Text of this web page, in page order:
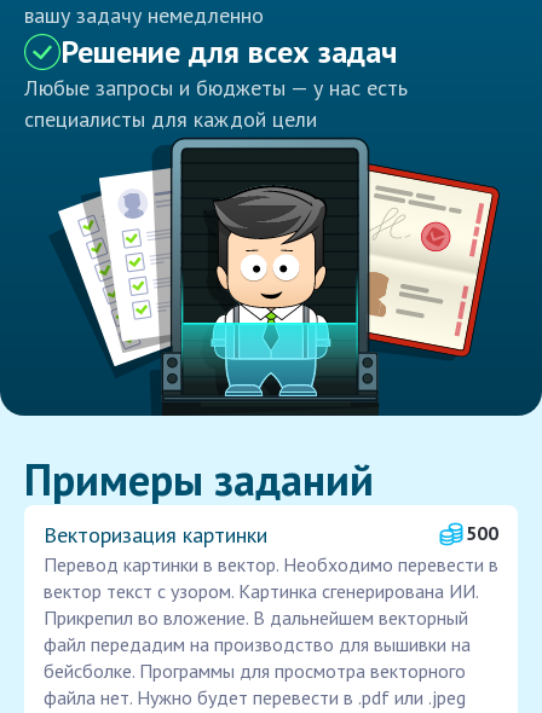
вашу задачу немедленно
Решение для всех задач
Любые запросы и бюджеты — у нас есть
специалисты для каждой цели
Примеры заданий
Векторизация картинки
500
Перевод картинки в вектор. Необходимо перевести в
вектор текст с узором. Картинка сгенерирована ИИ.
Прикрепил во вложение. В дальнейшем векторный
файл передадим на производство для вышивки на
бейсболке. Программы для просмотра векторного
файла нет. Нужно будет перевести в .pdf или .jpeg